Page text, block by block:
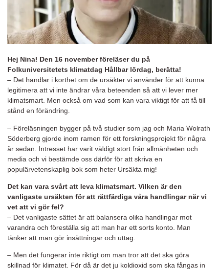
Hej Nina! Den 16 november föreläser du på
Folkuniversitetets klimatdag Hållbar lördag, berätta!
– Det handlar i korthet om de ursäkter vi använder för att kunna
legitimera att vi inte ändrar våra beteenden så att vi lever mer
klimatsmart. Men också om vad som kan vara viktigt för att få till
stånd en förändring.
– Föreläsningen bygger på två studier som jag och Maria Wolrath
Söderberg gjorde inom ramen för ett forskningsprojekt för några
år sedan. Intresset har varit väldigt stort från allmänheten och
media och vi bestämde oss därför för att skriva en
populärvetenskaplig bok som heter Ursäkta mig!
Det kan vara svårt att leva klimatsmart. Vilken är den
vanligaste ursäkten för att rättfärdiga våra handlingar när vi
vet att vi gör fel?
– Det vanligaste sättet är att balansera olika handlingar mot
varandra och föreställa sig att man har ett sorts konto. Man
tänker att man gör insättningar och uttag.
– Men det fungerar inte riktigt om man tror att det ska göra
skillnad för klimatet. För då är det ju koldioxid som ska fångas in